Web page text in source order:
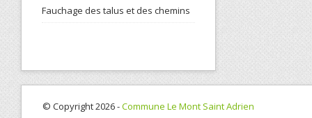
Fauchage des talus et des chemins
© Copyright 2026 -Commune Le Mont Saint Adrien